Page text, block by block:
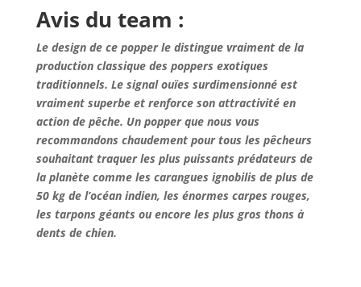
Avis du team :
Le design de ce popper le distingue vraiment de la
production classique des poppers exotiques
traditionnels. Le signal ouïes surdimensionné est
vraiment superbe et renforce son attractivité en
action de pêche. Un popper que nous vous
recommandons chaudement pour tous les pêcheurs
souhaitant traquer les plus puissants prédateurs de
la planète comme les carangues ignobilis de plus de
50 kg de l’océan indien, les énormes carpes rouges,
les tarpons géants ou encore les plus gros thons à
dents de chien.